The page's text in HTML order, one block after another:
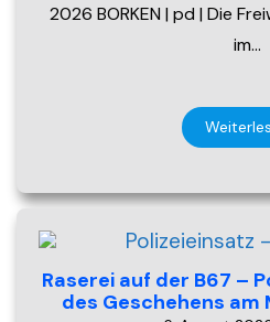
2026 BORKEN | pd | Die
im…
Raserei auf der B67 –
des Geschehens